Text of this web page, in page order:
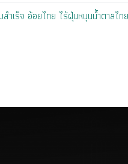
ำเร็จ อ้อยไทย ไร้ฝุ่นหนุนน้ำตาล